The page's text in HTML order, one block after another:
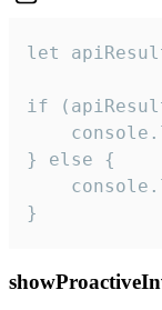
let
if
} else {
}